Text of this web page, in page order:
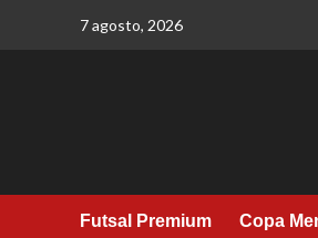
7 agosto, 2026
Futsal Premium Copa